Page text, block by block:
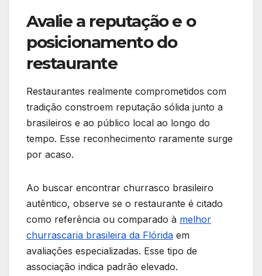
Avalie a reputação e o
posicionamento do
restaurante
Restaurantes realmente comprometidos com
tradição constroem reputação sólida junto a
brasileiros e ao público local ao longo do
tempo. Esse reconhecimento raramente surge
por acaso.
Ao buscar encontrar churrasco brasileiro
autêntico, observe se o restaurante é citado
como referência ou comparado à melhor
churrascaria brasileira da Flórida em
avaliações especializadas. Esse tipo de
associação indica padrão elevado.